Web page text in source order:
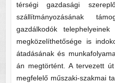
térségi gazdasági
szállítmányozásának
gazdálkodók
megközelíthetősége is
átadásának és
án megtörtént. A tervezett
megfelelő műszaki-szakmai